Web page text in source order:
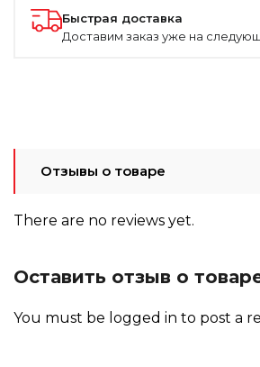
Быстрая доставка
Доставим заказ уже на
Отзывы о товаре
There are no reviews yet.
Оставить отзыв о
You must be logged in to post a